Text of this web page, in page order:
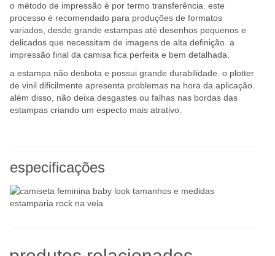
o método de impressão é por termo transferência. este
processo é recomendado para produções de formatos
variados, desde grande estampas até desenhos pequenos e
delicados que necessitam de imagens de alta definição. a
impressão final da camisa fica perfeita e bem detalhada.
a estampa não desbota e possui grande durabilidade. o plotter
de vinil dificilmente apresenta problemas na hora da aplicação.
além disso, não deixa desgastes ou falhas nas bordas das
estampas criando um especto mais atrativo.
especificações